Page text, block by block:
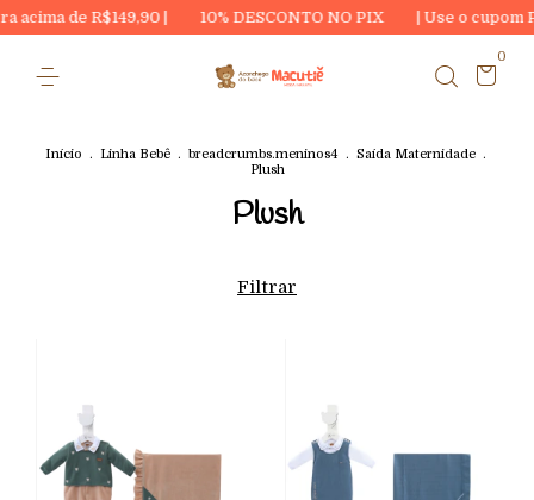
de R$149,90 | 10% DESCONTO NO PIX | Use o cupom
0
Início . Linha Bebê . breadcrumbs.meninos4 . Saída Maternidade .
Plush
Plush
Filtrar